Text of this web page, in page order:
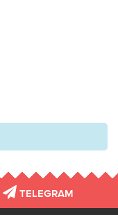
TELEGRAM